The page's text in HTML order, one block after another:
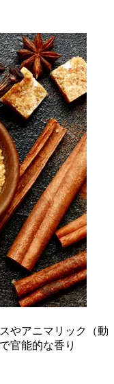
やアニマリック（動
官能的な香り